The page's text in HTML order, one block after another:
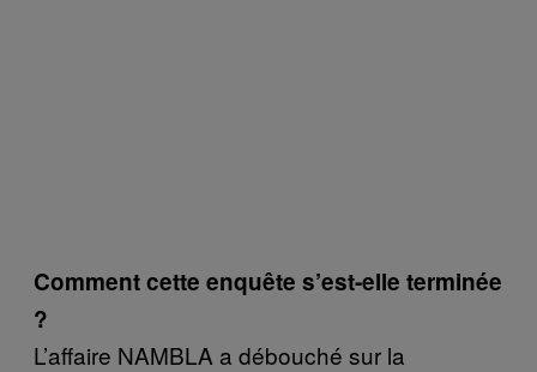
Comment cette enquête s’est-elle terminée
?
L’affaire NAMBLA a débouché sur la